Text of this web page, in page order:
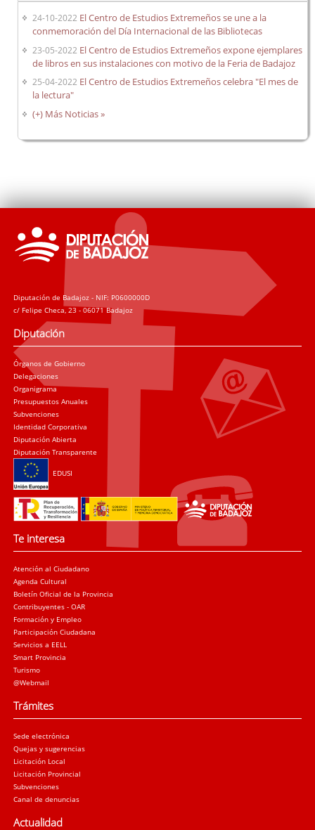
24-10-2022 El Centro de Estudios Extremeños se une a la
conmemoración del Día Internacional de las Bibliotecas
23-05-2022 El Centro de Estudios Extremeños expone ejemplares
de libros en sus instalaciones con motivo de la Feria de Badajoz
25-04-2022 El Centro de Estudios Extremeños celebra "El mes de
la lectura"
(+) Más Noticias »
Diputación de Badajoz - NIF: P0600000D
c/ Felipe Checa, 23 - 06071 Badajoz
Diputación
Órganos de Gobierno
Delegaciones
Organigrama
Presupuestos Anuales
Subvenciones
Identidad Corporativa
Diputación Abierta
Diputación Transparente
EDUSI
Te interesa
Atención al Ciudadano
Agenda Cultural
Boletín Oficial de la Provincia
Contribuyentes - OAR
Formación y Empleo
Participación Ciudadana
Servicios a EELL
Smart Provincia
Turismo
@Webmail
Trámites
Sede electrónica
Quejas y sugerencias
Licitación Local
Licitación Provincial
Subvenciones
Canal de denuncias
Actualidad